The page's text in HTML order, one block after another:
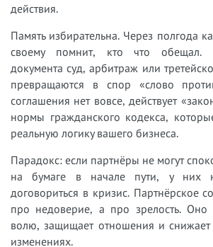
действия.
Память избирательна. Через полгода
своему помнит, кто что обещал.
документа суд, арбитраж или
превращаются в спор «слово
соглашения нет вовсе, действует
нормы гражданского кодекса,
реальную логику вашего бизнеса.
Парадокс: если партнёры не могут
на бумаге в начале пути, у них
договориться в кризис. Партнёрское
про недоверие, а про зрелость.
волю, защищает отношения и
изменениях.